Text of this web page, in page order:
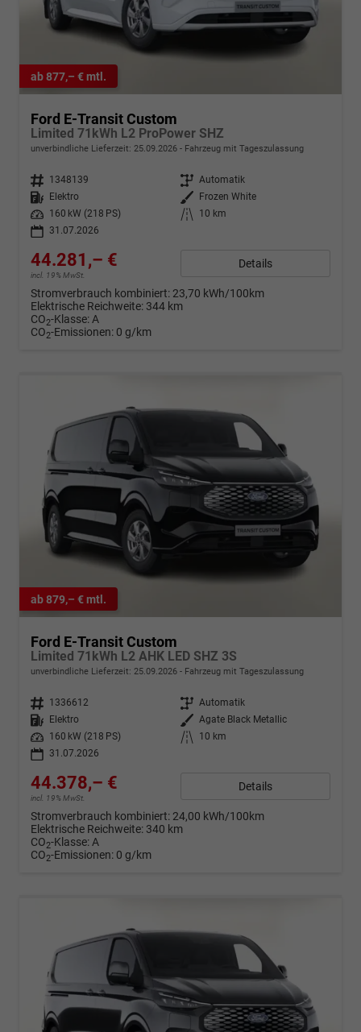
ab 877,– € mtl.
Ford E-Transit Custom
Limited 71kWh L2 ProPower SHZ
unverbindliche Lieferzeit: 25.09.2026 Fahrzeug mit Tageszulassung
Fahrzeugnr. 1348139 Getriebe Automatik
Kraftstoff
Elektro Außenfarbe
Frozen White
Leistung
160 kW (218 PS) Kilometerstand
10 km
31.07.2026
44.281,– €
incl. 19% MwSt.
Details
Stromverbrauch kombiniert: 23,70 kWh/100km
Elektrische Reichweite: 344 km
CO2-Klasse:A
CO2-Emissionen: 0 g/km
ab 879,– € mtl.
Ford E-Transit Custom
Limited 71kWh L2 AHK LED SHZ 3S
unverbindliche Lieferzeit: 25.09.2026 Fahrzeug mit Tageszulassung
Fahrzeugnr. 1336612 Getriebe Automatik
Kraftstoff
Elektro Außenfarbe Agate Black Metallic
Leistung
160 kW (218 PS) Kilometerstand
10 km
31.07.2026
44.378,– €
incl. 19% MwSt.
Details
Stromverbrauch kombiniert: 24,00 kWh/100km
Elektrische Reichweite: 340 km
CO2-Klasse:A
CO2-Emissionen: 0 g/km